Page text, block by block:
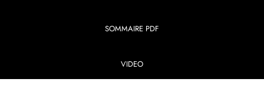
SOMMAIRE PDF
VIDEO